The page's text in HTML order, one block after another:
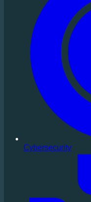
Cybersecurity